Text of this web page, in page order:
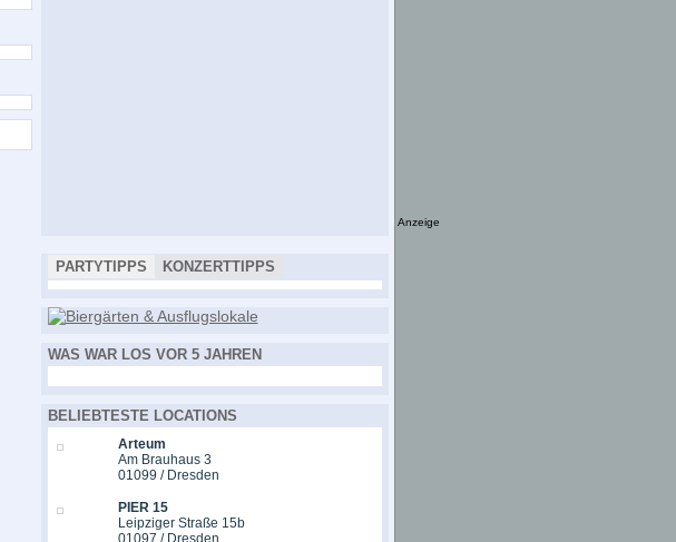
PARTYTIPPS KONZERTTIPPS
WAS WAR LOS VOR 5 JAHREN
BELIEBTESTE LOCATIONS
Arteum
Am Brauhaus 3
01099 / Dresden
PIER 15
Leipziger Straße 15b
01097 / Dresden
Anzeige